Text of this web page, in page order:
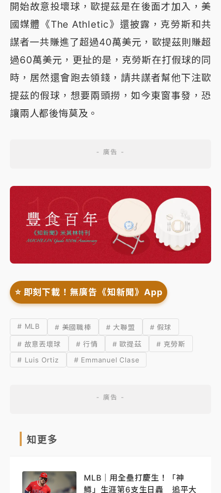
開始故意投壞球，歐提茲是在後面才加入，美
國媒體《The Athletic》還披露，克勞斯和共
謀者一共賺進了超過40萬美元，歐提茲則賺超
過60萬美元，更扯的是，克勞斯在打假球的同
時，居然還會跑去領錢，請共謀者幫他下注歐
提茲的假球，想要兩頭撈，如今東窗事發，恐
讓兩人都後悔莫及。
⭐️ 即刻下載！無廣告《知新聞》App
# MLB # 美國職棒 # 大聯盟
# 假球
# 故意丟壞球
# 行情 # 歐提茲
# 克勞斯
# Luis Ortiz
# Emmanuel Clase
知更多
MLB｜用全壘打慶生！「神
鱒」生涯第6支生日轟 追平大